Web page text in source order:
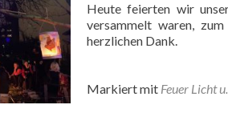
Heute feierten wir
versammelt waren,
herzlichen Dank.
Markiert mit Feuer Licht